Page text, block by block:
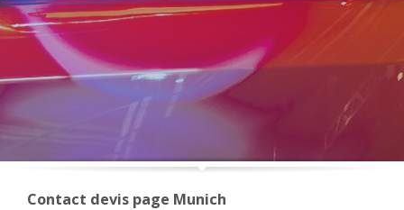
Contact devis page Munich